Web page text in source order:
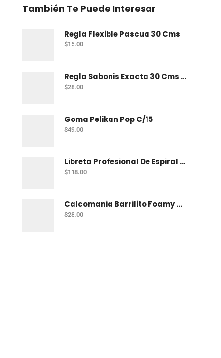
También Te Puede Interesar
Regla Flexible Pascua 30 Cms
$15.00
Regla Sabonis Exacta 30 Cms Profesional
$28.00
Goma Pelikan Pop C/15
$49.00
Libreta Profesional De Espiral Norma Uno 200 H C-7
$118.00
Calcomania Barrilito Foamy Mar
$28.00